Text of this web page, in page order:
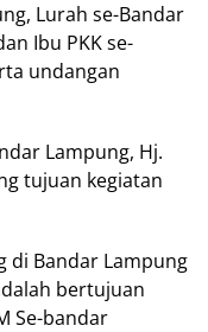
Lurah se-Bandar
Ibu PKK se-
undangan
Lampung, Hj.
tujuan kegiatan
di Bandar Lampung
bertujuan
Se-bandar